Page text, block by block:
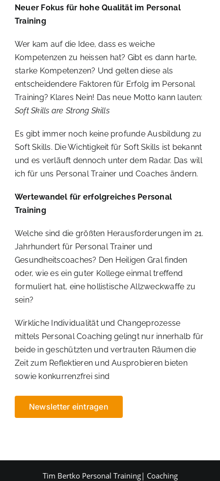
Neuer Fokus für hohe Qualität im Personal
Training
Wer kam auf die Idee, dass es weiche
Kompetenzen zu heissen hat? Gibt es dann harte,
starke Kompetenzen? Und gelten diese als
entscheidendere Faktoren für Erfolg im Personal
Training? Klares Nein! Das neue Motto kann lauten:
Soft Skills are Strong Skills
Es gibt immer noch keine profunde Ausbildung zu
Soft Skills. Die Wichtigkeit für Soft Skills ist bekannt
und es verläuft dennoch unter dem Radar. Das will
ich für uns Personal Trainer und Coaches ändern.
Wertewandel für erfolgreiches Personal
Training
Welche sind die größten Herausforderungen im 21.
Jahrhundert für Personal Trainer und
Gesundheitscoaches? Den Heiligen Gral finden
oder, wie es ein guter Kollege einmal treffend
formuliert hat, eine hollistische Allzweckwaffe zu
sein?
Wirkliche Individualität und Changeprozesse
mittels Personal Coaching gelingt nur innerhalb für
beide in geschützten und vertrauten Räumen die
Zeit zum Reflektieren und Ausprobieren bieten
sowie konkurrenzfrei sind
Newsletter eintragen
Tim Bertko Personal Training| Coaching